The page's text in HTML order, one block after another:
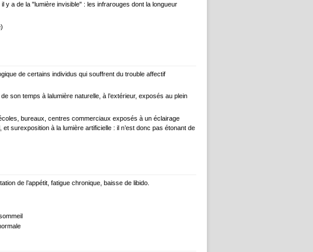
y a de la "lumière invisible" : les infrarouges dont la longueur
)
de certains individus qui souffrent du trouble affectif
son temps à lalumière naturelle, à l’extérieur, exposés au plein
bureaux, centres commerciaux exposés à un éclairage
surexposition à la lumière artificielle : il n’est donc pas étonant de
de l’appétit, fatigue chronique, baisse de libido.